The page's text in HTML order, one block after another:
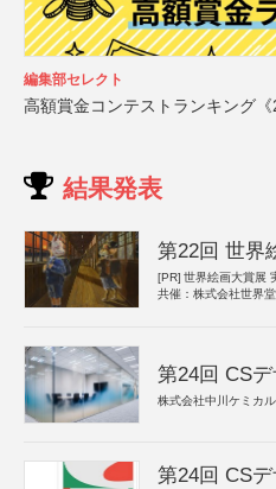
編集部セレクト
高額賞金コンテストランキング《
結果発表
第22回 世界
[PR] 世界絵画大賞展
共催：株式会社世界堂
第24回 CS
株式会社中川ケミカル
第24回 CS